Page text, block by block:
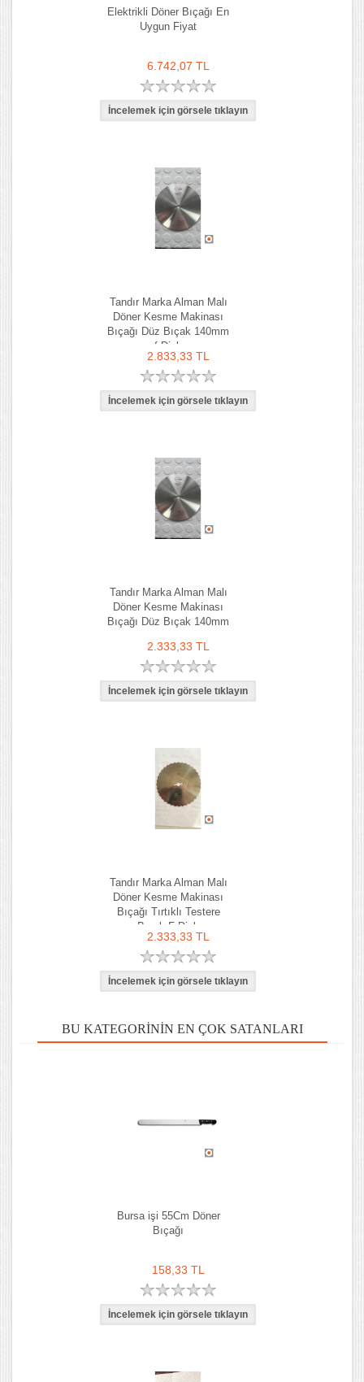
Elektrikli Döner Bıçağı En
Uygun Fiyat
6.742,07 TL
Tandır Marka Alman Malı
Döner Kesme Makinası
Bıçağı Düz Bıçak 140mm
f Dick
2.833,33 TL
Tandır Marka Alman Malı
Döner Kesme Makinası
Bıçağı Düz Bıçak 140mm
2.333,33 TL
Tandır Marka Alman Malı
Döner Kesme Makinası
Bıçağı Tırtıklı Testere
Bıçak F Dick
2.333,33 TL
BU KATEGORININ EN ÇOK SATANLARI
Bursa işi 55Cm Döner
Bıçağı
158,33 TL